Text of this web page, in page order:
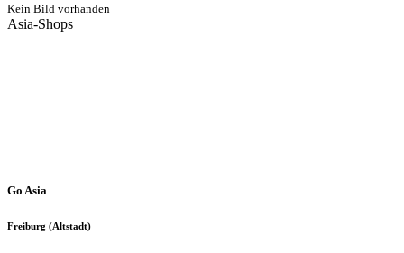
Kein Bild vorhanden
Asia-Shops
Go Asia
Freiburg (Altstadt)